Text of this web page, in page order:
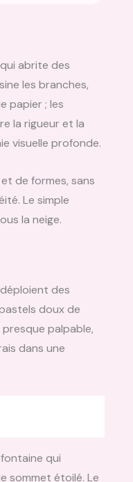
abrite des
les branches,
papier ; les
la rigueur et la
visuelle profonde.
de formes, sans
Le simple
la neige.
des
doux de
palpable,
dans une
qui
sommet étoilé. Le